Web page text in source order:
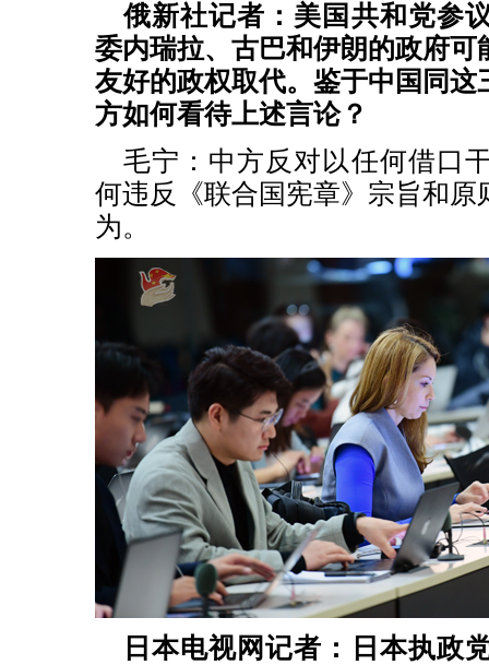
俄新社记者：美国共和党参
委内瑞拉、古巴和伊朗的政府可
友好的政权取代。鉴于中国同这
方如何看待上述言论？
毛宁：中方反对以任何借口
何违反《联合国宪章》宗旨和原
为。
日本电视网记者：日本执政